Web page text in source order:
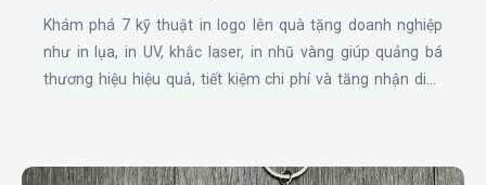
Khám phá 7 kỹ thuật in logo lên quà tặng doanh nghiệp
như in lụa, in UV, khắc laser, in nhũ vàng giúp quảng bá
thương hiệu hiệu quả, tiết kiệm chi phí và tăng nhận diện